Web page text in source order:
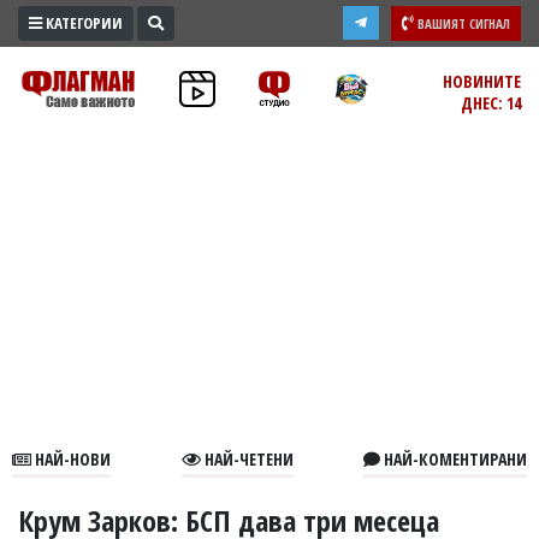
ПРОМО
ЗОНА
В
КАТЕГОРИИ ВАШИЯТ СИГНАЛ
НОВИНИТЕ
ДНЕС: 14
НАЙ-НОВИ НАЙ-ЧЕТЕНИ НАЙ-КОМЕНТИРАНИ
Крум Зарков: БСП дава три месеца